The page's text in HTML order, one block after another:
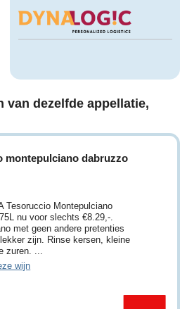
van dezelfde appellatie,
montepulciano dabruzzo
Tesoruccio Montepulciano
nu voor slechts €8.29,-.
met geen andere pretenties
zijn. Rinse kersen, kleine
zuren. ...
wijn